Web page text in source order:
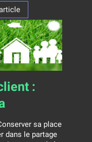
:
sa place
dans le partage